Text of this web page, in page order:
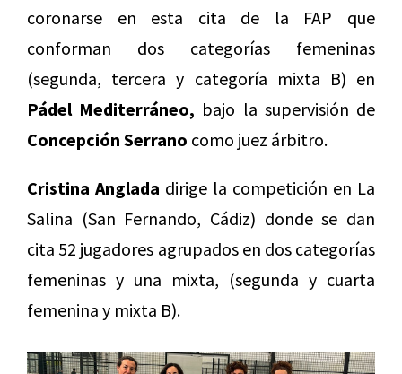
coronarse en esta cita de la FAP que
conforman dos categorías femeninas
(segunda, tercera y categoría mixta B) en
Pádel Mediterráneo, bajo la supervisión de
Concepción Serrano como juez árbitro.
Cristina Anglada dirige la competición en La
Salina (San Fernando, Cádiz) donde se dan
cita 52 jugadores agrupados en dos categorías
femeninas y una mixta, (segunda y cuarta
femenina y mixta B).